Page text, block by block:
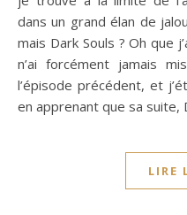
dans un grand élan de
mais Dark Souls ? Oh que
n’ai forcément jamais
l’épisode précédent, et
en apprenant que sa suite,
LIRE